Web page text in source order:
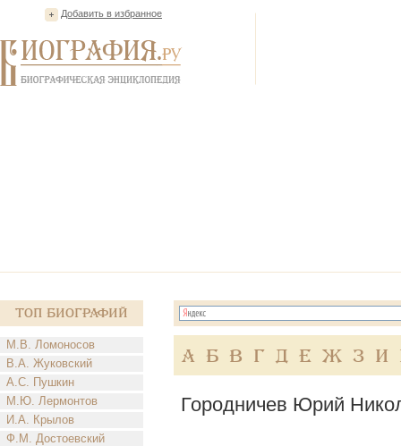
Добавить в избранное
Топ Биографий
М.В. Ломоносов
В.А. Жуковский
А.С. Пушкин
М.Ю. Лермонтов
И.А. Крылов
Ф.М. Достоевский
А Б В Г Д Е Ж З И
Городничев Юрий